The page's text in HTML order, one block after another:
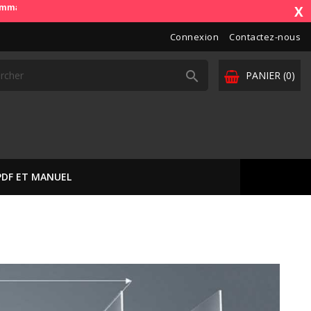
OdbDiag vous livre dans toute l'Europe. Vos paiements sont X
Connexion Contactez-nous
PANIER (0)

ET MANUEL